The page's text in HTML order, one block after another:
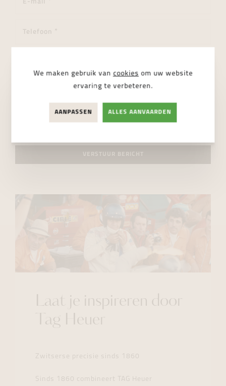
VERSTUUR BERICHT
Laat je inspireren door
Tag Heuer
Zwitserse precisie sinds 1860
Sinds 1860 combineert TAG Heuer
We maken gebruik van cookies om uw website
ervaring te verbeteren.
AANPASSEN ALLES AANVAARDEN